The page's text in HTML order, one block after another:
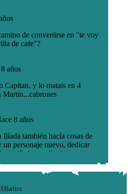
Hiatus